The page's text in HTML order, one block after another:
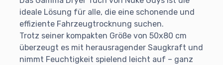
ideale Lösung für alle, die eine schonende und
effiziente Fahrzeugtrocknung suchen.
Trotz seiner kompakten Größe von 50x80 cm
überzeugt es mit herausragender Saugkraft und
nimmt Feuchtigkeit spielend leicht auf – ganz